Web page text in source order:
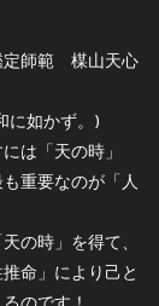
師範 楳山天心
に如かず。)
は「天の時」
重要なのが「人
の時」を得て、
命」により己と